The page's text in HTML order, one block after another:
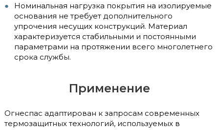
Номинальная нагрузка покрытия на изолируемые
основания не требует дополнительного
упрочения несущих конструкций. Материал
характеризуется стабильными и постоянными
параметрами на протяжении всего многолетнего
срока службы.
Применение
Огнеспас адаптирован к запросам современных
термозащитных технологий, используемых в